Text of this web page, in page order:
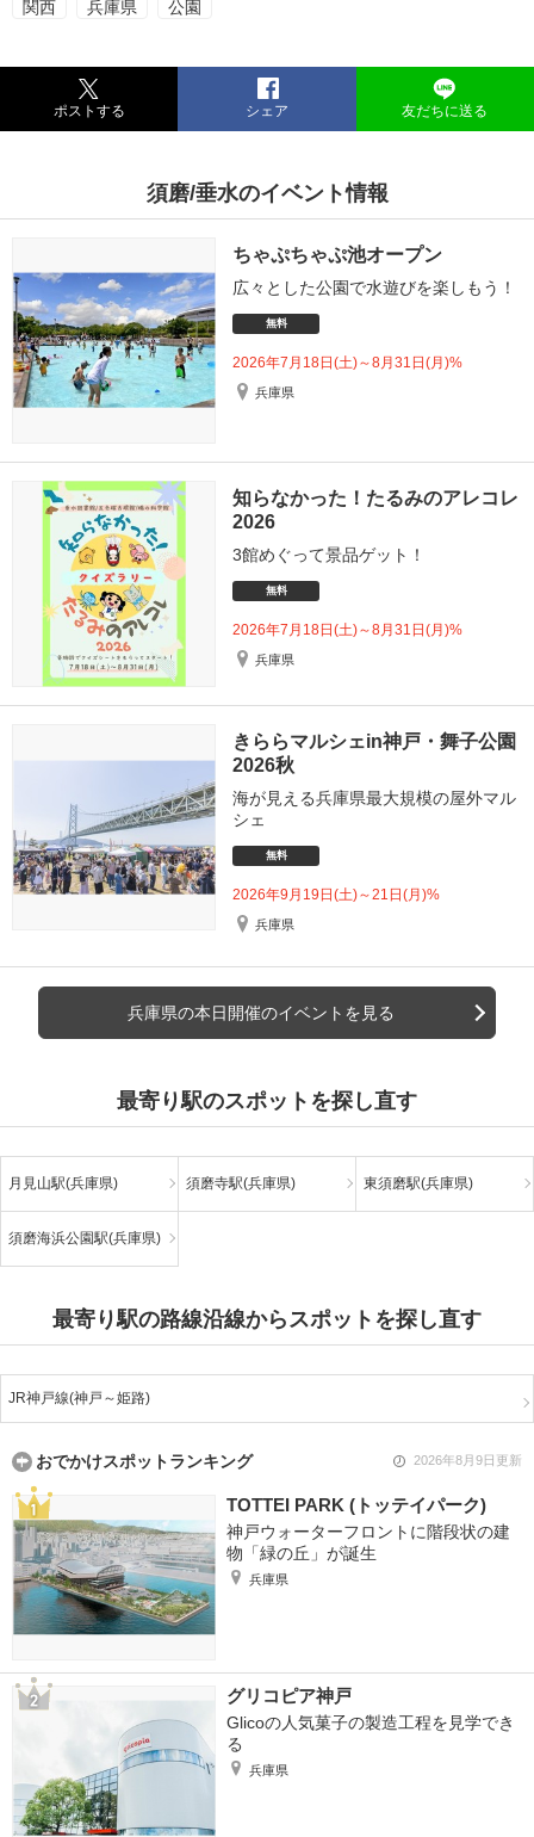
関西 兵庫県 公園
ポストする シェア 友だちに送る
須磨/垂水のイベント情報
ちゃぷちゃぷ池オープン
広々とした公園で水遊びを楽しもう！
無料
2026年7月18日(土)～8月31日(月)%
兵庫県
知らなかった！たるみのアレコレ
2026
3館めぐって景品ゲット！
無料
2026年7月18日(土)～8月31日(月)%
兵庫県
きららマルシェin神戸・舞子公園
2026秋
海が見える兵庫県最大規模の屋外マル
シェ
無料
2026年9月19日(土)～21日(月)%
兵庫県
兵庫県の本日開催のイベントを見る
最寄り駅のスポットを探し直す
月見山駅(兵庫県) 須磨寺駅(兵庫県) 東須磨駅(兵庫県)
須磨海浜公園駅(兵庫県)
最寄り駅の路線沿線からスポットを探し直す
JR神戸線(神戸～姫路)
おでかけスポットランキング 2026年8月9日更新
TOTTEI PARK (トッテイパーク)
神戸ウォーターフロントに階段状の建
物「緑の丘」が誕生
兵庫県
グリコピア神戸
Glicoの人気菓子の製造工程を見学でき
る
兵庫県